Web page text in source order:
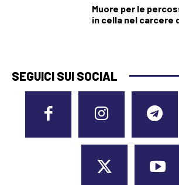
Muore per le
in cella nel carcere
SEGUICI SUI SOCIAL